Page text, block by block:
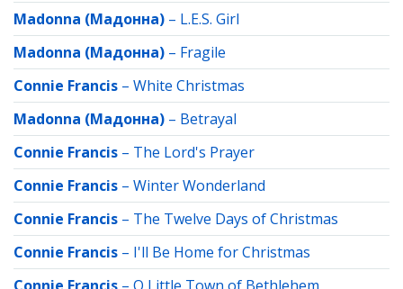
Madonna (Мадонна) – L.E.S. Girl
Madonna (Мадонна) – Fragile
Connie Francis – White Christmas
Madonna (Мадонна) – Betrayal
Connie Francis – The Lord's Prayer
Connie Francis – Winter Wonderland
Connie Francis – The Twelve Days of Christmas
Connie Francis – I'll Be Home for Christmas